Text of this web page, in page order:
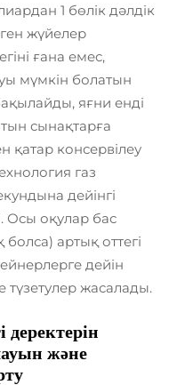
1 бөлік дәлдік
жүйелер
ғана емес,
мүмкін болатын
яғни енді
сынақтарға
қатар консервілеу
газ
дейінгі
Осы оқулар бас
болса) артық оттегі
дейін
түзетулер жасалады.
және